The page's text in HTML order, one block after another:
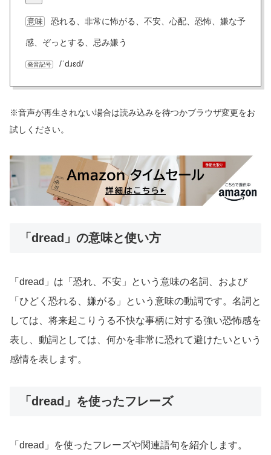
意味 恐れる、非常に怖がる、不安、心配、恐怖、嫌な予
感、ぞっとする、忌み嫌う
発音記号 /ˈdɹɛd/
※音声が再生されない場合は読み込みを待つかブラウザ変更をお
試しください。
「dread」の意味と使い方
「dread」は「恐れ、不安」という意味の名詞、および
「ひどく恐れる、嫌がる」という意味の動詞です。名詞と
しては、将来起こりうる不快な事柄に対する強い恐怖感を
表し、動詞としては、何かを非常に恐れて避けたいという
感情を表します。
「dread」を使ったフレーズ
「dread」を使ったフレーズや関連語句を紹介します。